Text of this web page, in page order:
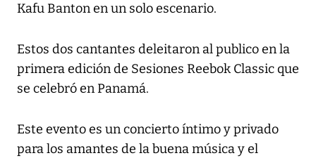
Kafu Banton en un solo escenario.
Estos dos cantantes deleitaron al publico en la
primera edición de Sesiones Reebok Classic que
se celebró en Panamá.
Este evento es un concierto íntimo y privado
para los amantes de la buena música y el